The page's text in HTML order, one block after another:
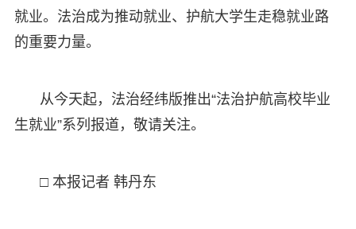
就业。法治成为推动就业、护航大学生走稳就业路
的重要力量。
从今天起，法治经纬版推出“法治护航高校毕业
生就业”系列报道，敬请关注。
□ 本报记者 韩丹东